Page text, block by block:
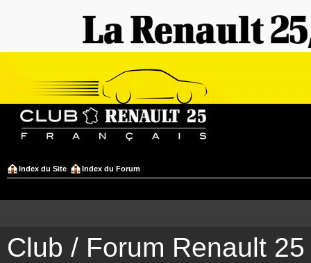
Index du Site Index du Forum
Club / Forum Renault